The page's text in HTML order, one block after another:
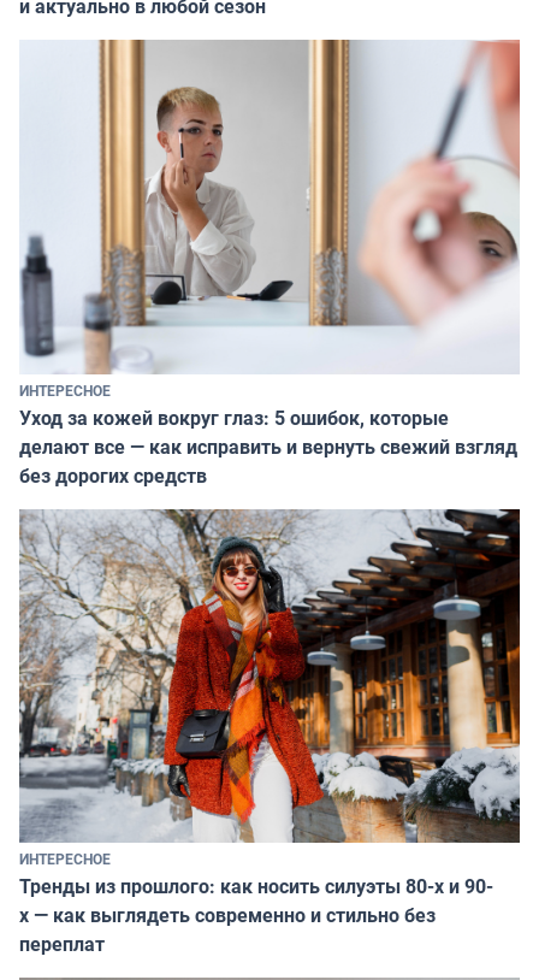
и актуально в любой сезон
ИНТЕРЕСНОЕ
Уход за кожей вокруг глаз: 5 ошибок, которые
делают все — как исправить и вернуть свежий взгляд
без дорогих средств
ИНТЕРЕСНОЕ
Тренды из прошлого: как носить силуэты 80-х и 90-
х — как выглядеть современно и стильно без
переплат